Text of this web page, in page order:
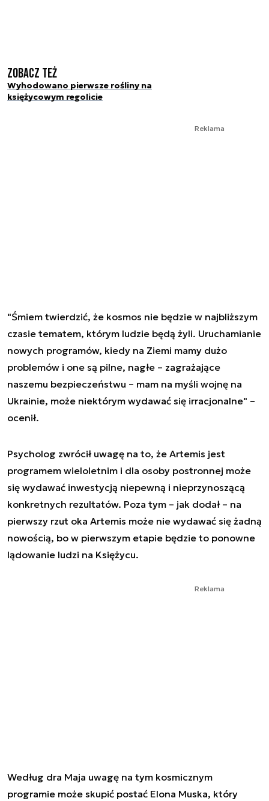
Zobacz też
Wyhodowano pierwsze rośliny na
księżycowym regolicie
Reklama
"Śmiem twierdzić, że kosmos nie będzie w najbliższym
czasie tematem, którym ludzie będą żyli. Uruchamianie
nowych programów, kiedy na Ziemi mamy dużo
problemów i one są pilne, nagłe – zagrażające
naszemu bezpieczeństwu – mam na myśli wojnę na
Ukrainie, może niektórym wydawać się irracjonalne" –
ocenił.
Psycholog zwrócił uwagę na to, że Artemis jest
programem wieloletnim i dla osoby postronnej może
się wydawać inwestycją niepewną i nieprzynoszącą
konkretnych rezultatów. Poza tym – jak dodał – na
pierwszy rzut oka Artemis może nie wydawać się żadną
nowością, bo w pierwszym etapie będzie to ponowne
lądowanie ludzi na Księżycu.
Reklama
Według dra Maja uwagę na tym kosmicznym
programie może skupić postać Elona Muska, który